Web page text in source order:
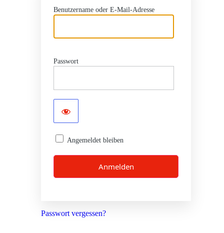
Benutzername oder E-Mail-Adresse
Passwort
Angemeldet bleiben
Passwort vergessen?